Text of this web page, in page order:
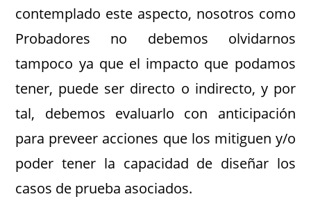
contemplado este aspecto, nosotros como
Probadores no debemos olvidarnos
tampoco ya que el impacto que podamos
tener, puede ser directo o indirecto, y por
tal, debemos evaluarlo con anticipación
para preveer acciones que los mitiguen y/o
poder tener la capacidad de diseñar los
casos de prueba asociados.